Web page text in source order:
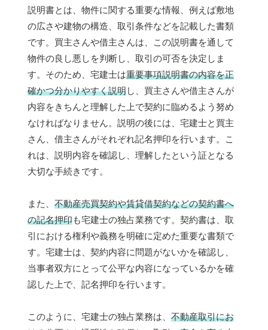
説明書とは、物件に関する重要な情報、例えば敷地
の広さや建物の構造、取引条件などを記載した書類
です。買主さんや借主さんは、この説明書を通して
物件の良し悪しを判断し、取引の可否を決定しま
す。そのため、宅建士は重要事項説明書の内容を正
確かつ分かりやすく説明し、買主さんや借主さんが
内容をきちんと理解した上で契約に臨めるよう努め
なければなりません。説明の後には、宅建士と買主
さん、借主さんがそれぞれ記名押印を行います。こ
れは、説明内容を確認し、理解したという証となる
大切な手続きです。
また、 不動産売買契約や賃貸借契約などの契約書へ
の記名押印も宅建士の独占業務です。契約書は、取
引における権利や義務を明確に定めた重要な書類で
す。宅建士は、契約内容に問題がないかを確認し、
当事者双方にとって公平な内容になっているかを確
認した上で、記名押印を行います。
このように、宅建士の独占業務は、 不動産取引にお